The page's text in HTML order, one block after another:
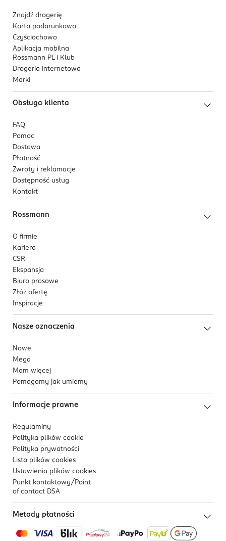
Znajdź drogerię
Karta podarunkowa
Czyściochowo
Aplikacja mobilna
Rossmann PL i Klub
Drogeria internetowa
Marki
Obsługa klienta
FAQ
Pomoc
Dostawa
Płatność
Zwroty i reklamacje
Dostępność usług
Kontakt
Rossmann
O firmie
Kariera
CSR
Ekspansja
Biuro prasowe
Złóż ofertę
Inspiracje
Nasze oznaczenia
Nowe
Mega
Mam więcej
Pomagamy jak umiemy
Informacje prawne
Regulaminy
Polityka plików cookie
Polityka prywatności
Lista plików cookies
Ustawienia plików cookies
Punkt kontaktowy/ Point
of contact DSA
Metody płatności